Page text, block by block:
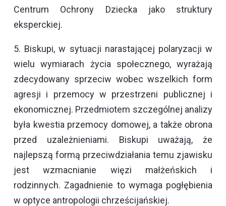
Centrum Ochrony Dziecka jako struktury
eksperckiej.
5. Biskupi, w sytuacji narastającej polaryzacji w
wielu wymiarach życia społecznego, wyrażają
zdecydowany sprzeciw wobec wszelkich form
agresji i przemocy w przestrzeni publicznej i
ekonomicznej. Przedmiotem szczególnej analizy
była kwestia przemocy domowej, a także obrona
przed uzależnieniami. Biskupi uważają, że
najlepszą formą przeciwdziałania temu zjawisku
jest wzmacnianie więzi małżeńskich i
rodzinnych. Zagadnienie to wymaga pogłębienia
w optyce antropologii chrześcijańskiej.